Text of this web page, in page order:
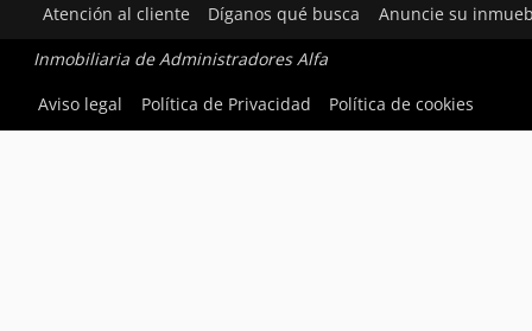
Atención al cliente Díganos qué busca Anuncie su
Inmobiliaria de Administradores Alfa
Aviso legal
Política de Privacidad Política de cookies